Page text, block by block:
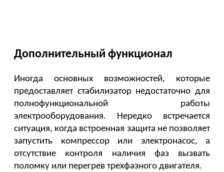
Дополнительный функционал
Иногда основных возможностей, которые
предоставляет стабилизатор недостаточно для
полнофункциональной работы
электрооборудования. Нередко встречается
ситуация, когда встроенная защита не позволяет
запустить компрессор или электронасос, а
отсутствие контроля наличия фаз вызвать
поломку или перегрев трехфазного двигателя.